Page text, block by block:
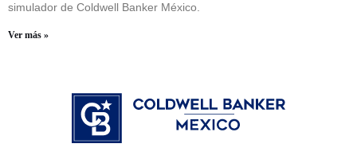
simulador de Coldwell Banker México.
Ver más »